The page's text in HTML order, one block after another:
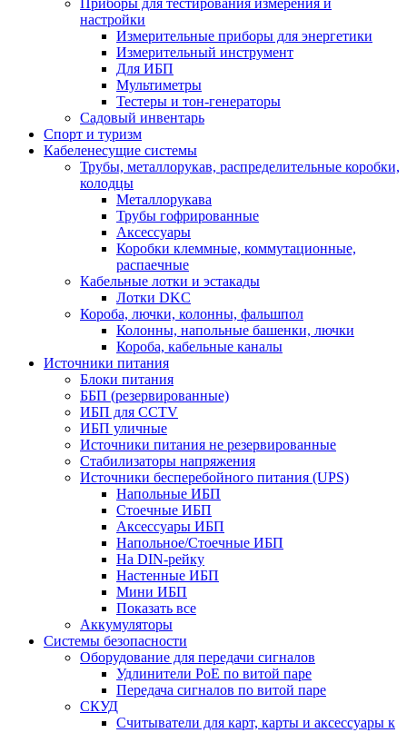
Приборы для тестирования измерения и
настройки
Измерительные приборы для энергетики
Измерительный инструмент
Для ИБП
Мультиметры
Тестеры и тон-генераторы
Садовый инвентарь
Спорт и туризм
Кабеленесущие системы
Трубы, металлорукав, распределительные коробки,
колодцы
Металлорукава
Трубы гофрированные
Аксессуары
Коробки клеммные, коммутационные,
распаечные
Кабельные лотки и эстакады
Лотки DKC
Короба, лючки, колонны, фальшпол
Колонны, напольные башенки, лючки
Короба, кабельные каналы
Источники питания
Блоки питания
ББП (резервированные)
ИБП для CCTV
ИБП уличные
Источники питания не резервированные
Стабилизаторы напряжения
Источники бесперебойного питания (UPS)
Напольные ИБП
Стоечные ИБП
Аксессуары ИБП
Напольное/Стоечные ИБП
На DIN-рейку
Настенные ИБП
Мини ИБП
Показать все
Аккумуляторы
Системы безопасности
Оборудование для передачи сигналов
Удлинители PoE по витой паре
Передача сигналов по витой паре
СКУД
Считыватели для карт, карты и аксессуары к